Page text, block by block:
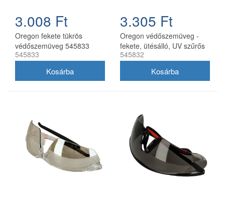
3.008 Ft
Oregon fekete tükrös
védőszemüveg 545833
545833
3.305 Ft
Oregon védőszemüveg -
fekete, ütésálló, UV szűrős
545832